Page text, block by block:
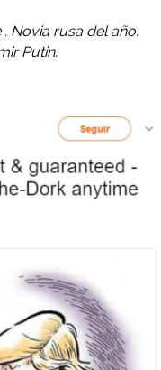
. Novia rusa del año.
Putin.